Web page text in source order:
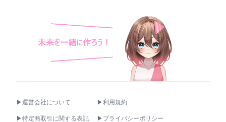
▶運営会社について ▶利用規約
▶特定商取引に関する表記 ▶プライバシーポリシー